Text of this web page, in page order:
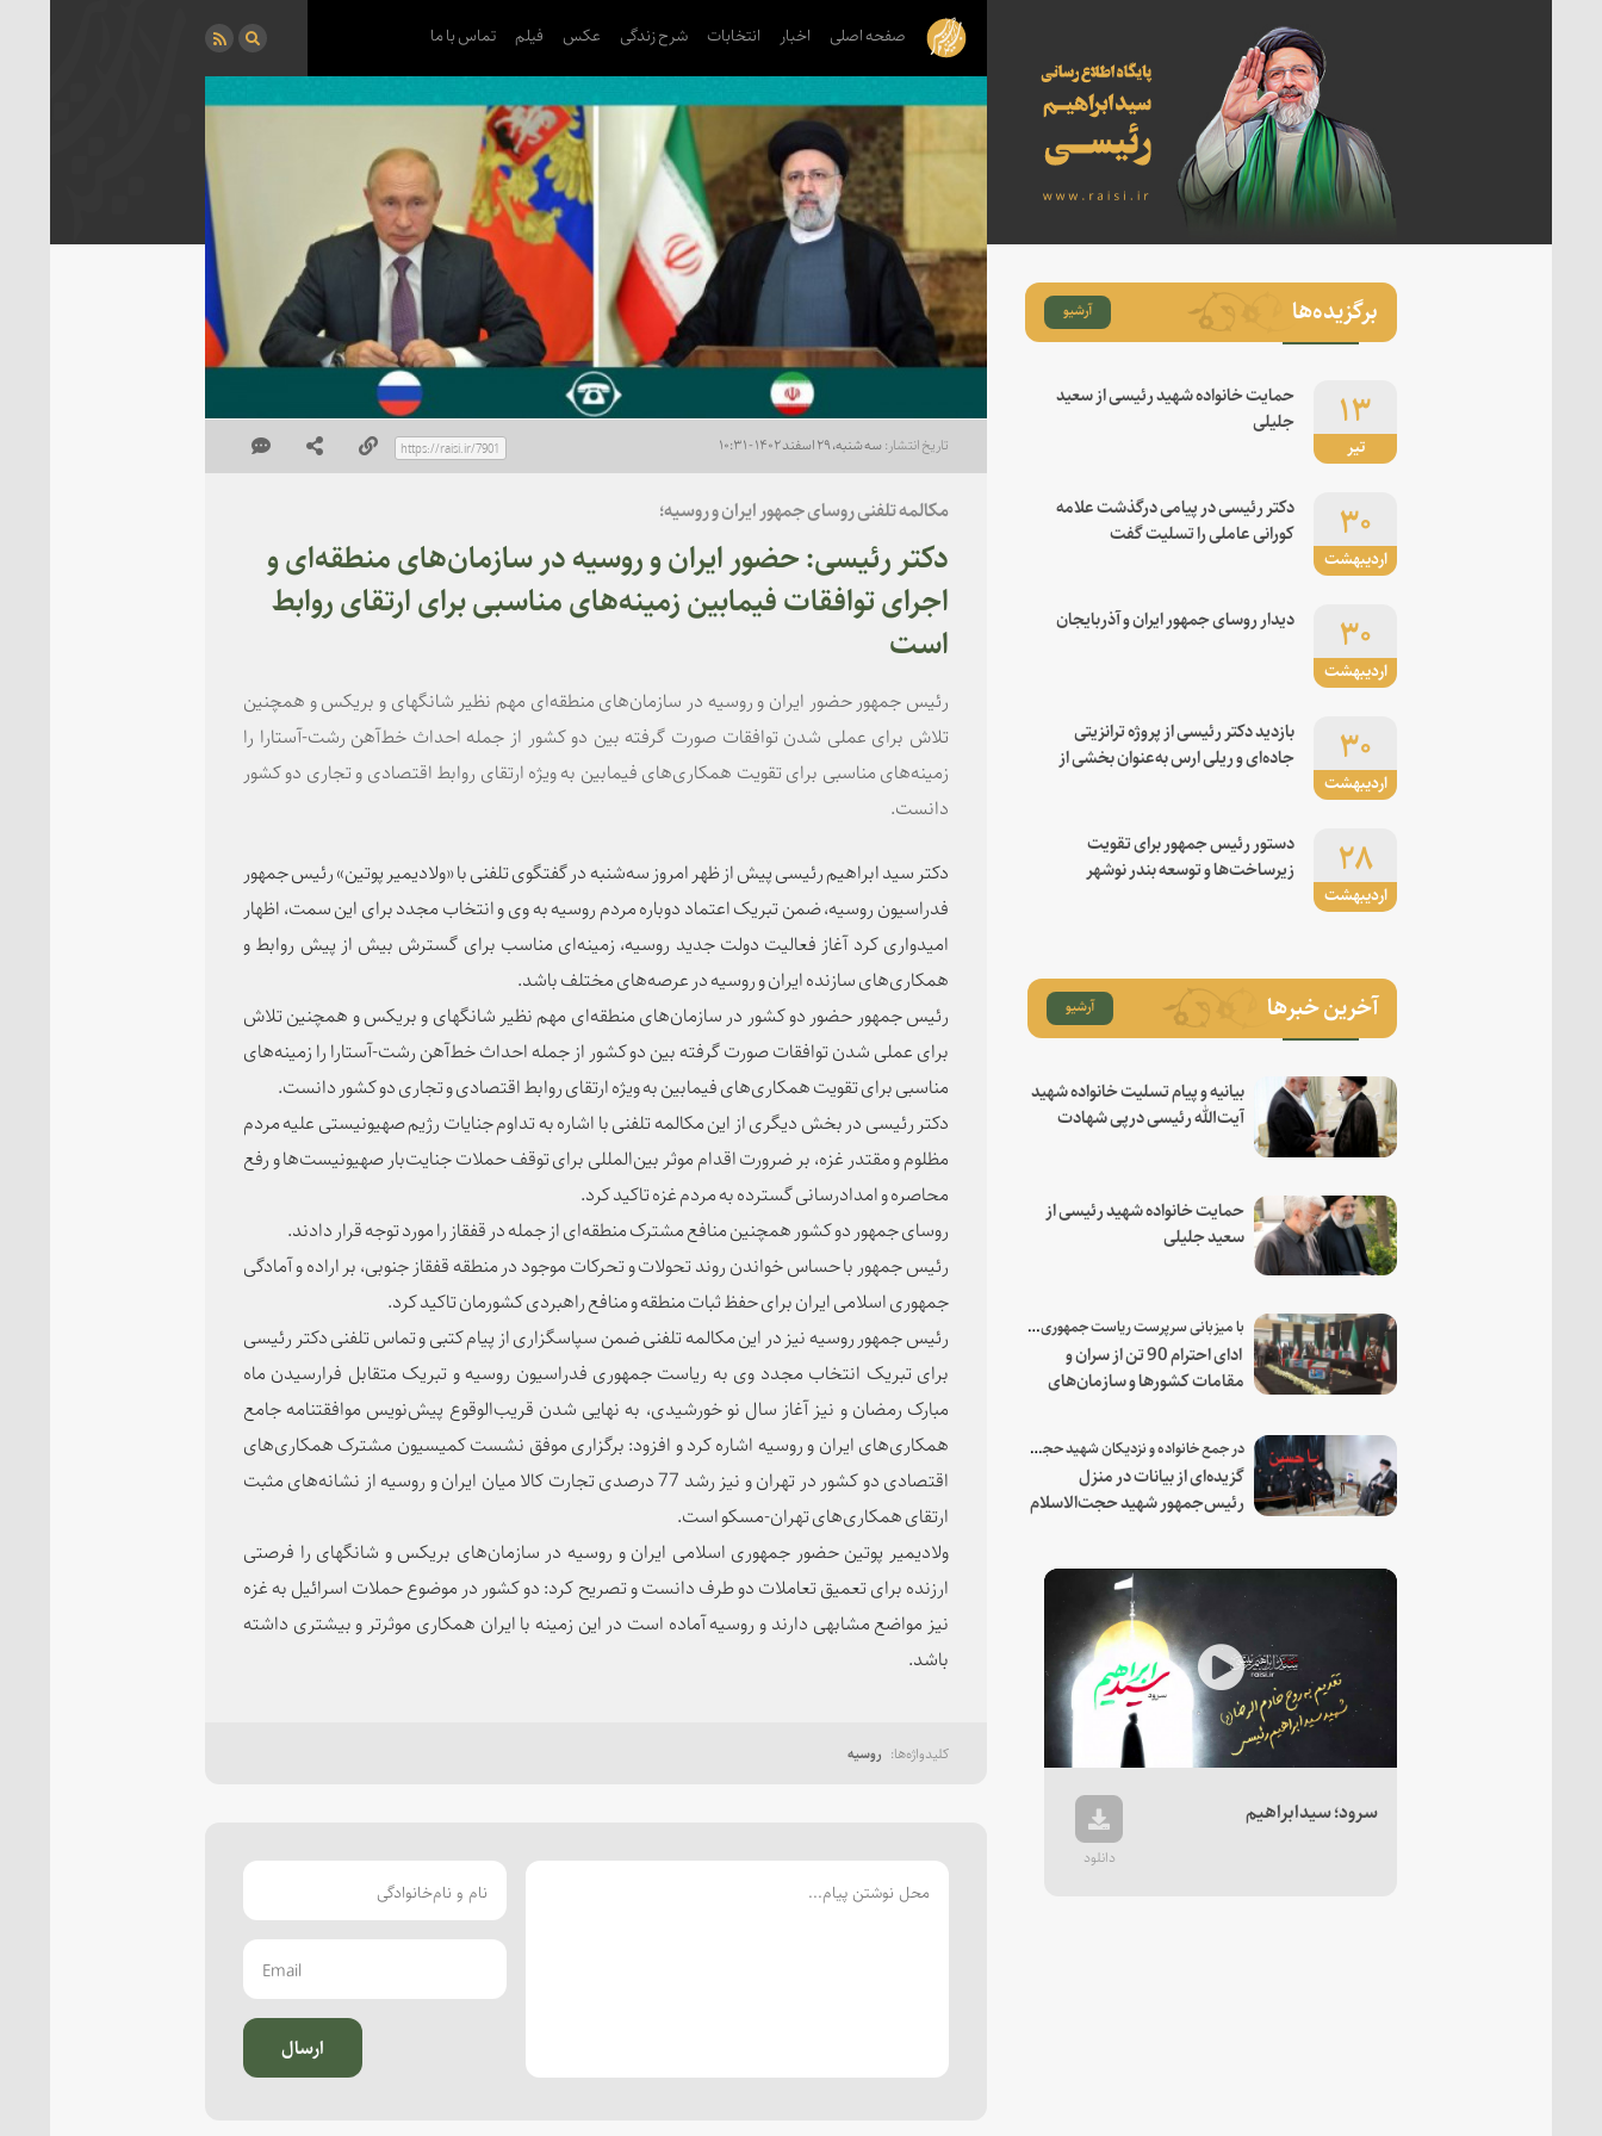
صفحه اصلی اخبار انتخابات شرح زندگی عکس فیلم تماس با ما
سه شنبه، ۲۹ اسفند ۱۴۰۲ - ۱۰:۳۱
مکالمه تلفنی روسای جمهور ایران و روسیه؛
دکتر رئیسی: حضور ایران و روسیه در سازما‌ن‌های منطقه‌ای و
اجرای توافقات فیمابین زمینه‌های مناسبی برای ارتقای روابط
است
رئیس جمهور حضور ایران و روسیه در سازمان‌های منطقه‌ای مهم نظیر شانگهای و بریکس و همچنین
تلاش برای عملی شدن توافقات صورت گرفته بین دو کشور از جمله احداث خط‌آهن رشت-آستارا را
زمینه‌های مناسبی برای تقویت همکاری‌های فیمابین به ویژه ارتقای روابط اقتصادی و تجاری دو کشور
دانست.
دکتر سید ابراهیم رئیسی پیش از ظهر امروز سه‌شنبه در گفتگوی تلفنی با «ولادیمیر پوتین» رئیس جمهور
فدراسیون روسیه، ضمن تبریک اعتماد دوباره مردم روسیه به وی و انتخاب مجدد برای این سمت، اظهار
امیدواری کرد آغاز فعالیت دولت جدید روسیه، زمینه‌ای مناسب برای گسترش بیش از پیش روابط و
همکاری‌های سازنده ایران و روسیه در عرصه‌های مختلف باشد.
رئیس جمهور حضور دو کشور در سازمان‌های منطقه‌ای مهم نظیر شانگهای و بریکس و همچنین تلاش
برای عملی شدن توافقات صورت گرفته بین دو کشور از جمله احداث خط‌آهن رشت-آستارا را زمینه‌های
مناسبی برای تقویت همکاری‌های فیمابین به ویژه ارتقای روابط اقتصادی و تجاری دو کشور دانست.
دکتر رئیسی در بخش دیگری از این مکالمه تلفنی با اشاره به تداوم جنایات رژیم صهیونیستی علیه مردم
مظلوم و مقتدر غزه، بر ضرورت اقدام موثر بین‌المللی برای توقف حملات جنایت‌بار صهیونیست‌ها و رفع
محاصره و امدادرسانی گسترده به مردم غزه تاکید کرد.
روسای جمهور دو کشور همچنین منافع مشترک منطقه‌ای از جمله در قفقاز را مورد توجه قرار دادند.
رئیس جمهور با حساس خواندن روند تحولات و تحرکات موجود در منطقه قفقاز جنوبی، بر اراده و آمادگی
جمهوری اسلامی ایران برای حفظ ثبات منطقه و منافع راهبردی کشورمان تاکید کرد.
رئیس جمهور روسیه نیز در این مکالمه تلفنی ضمن سپاسگزاری از پیام کتبی و تماس تلفنی دکتر رئیسی
برای تبریک انتخاب مجدد وی به ریاست جمهوری فدراسیون روسیه و تبریک متقابل فرارسیدن ماه
مبارک رمضان و نیز آغاز سال نو خورشیدی، به نهایی شدن قریب‌الوقوع پیش‌نویس موافقتنامه جامع
همکاری‌های ایران و روسیه اشاره کرد و افزود: برگزاری موفق نشست کمیسیون مشترک همکاری‌های
اقتصادی دو کشور در تهران و نیز رشد 77 درصدی تجارت کالا میان ایران و روسیه از نشانه‌های مثبت
ارتقای همکاری‌های تهران-مسکو است.
ولادیمیر پوتین حضور جمهوری اسلامی ایران و روسیه در سازمان‌های بریکس و شانگهای را فرصتی
ارزنده برای تعمیق تعاملات دو طرف دانست و تصریح کرد: دو کشور در موضوع حملات اسرائیل به غزه
نیز مواضع مشابهی دارند و روسیه آماده است در این زمینه با ایران همکاری موثرتر و بیشتری داشته
باشد.
روسیه
ارسال
برگزیده‌ها آرشیو
تیر
۱۳
حمایت خانواده شهید رئیسی از سعید
جلیلی
اردیبهشت
۳۰
دکتر رئیسی در پیامی درگذشت علامه
کورانی عاملی را تسلیت گفت
اردیبهشت
۳۰ دیدار روسای جمهور ایران و آذربایجان
اردیبهشت
۳۰
بازدید دکتر رئیسی از پروژه ترانزیتی
جاده‌ای و ریلی ارس به‌عنوان بخشی از
اردیبهشت
۲۸
دستور رئیس جمهور برای تقویت
زیرساخت‌ها و توسعه بندر نوشهر
آخرین خبرها آرشیو
بیانیه و پیام تسلیت خانواده شهید
آیت‌الله رئیسی درپی شهادت
حمایت خانواده شهید رئیسی از
سعید جلیلی
با میزبانی سرپرست ریاست جمهوری صورت گرفت؛
ادای احترام 90 تن از سران و
مقامات کشورها و سازمان‌های
در جمع خانواده و نزدیکان شهید حجت‌الاسلام‌والمسلمین رئیسی:
گزیده‌ای از بیانات در منزل
رئیس‌جمهور شهید حجت‌الاسلام
Play
Video
سرود؛ سیدابراهیم
دانلود